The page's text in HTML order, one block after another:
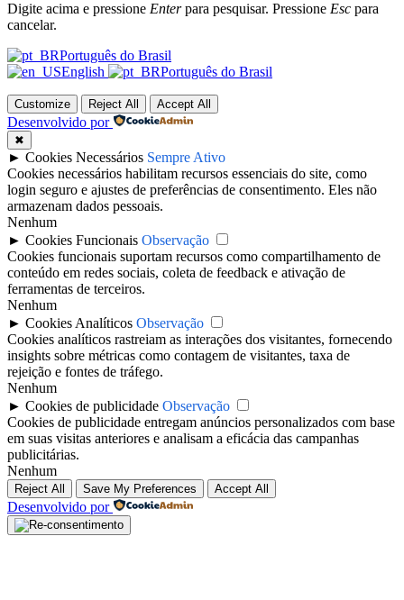
Digite acima e pressione Enterpara pesquisar. Pressione Esc para
cancelar.
Português do Brasil
English
Português do Brasil
Customize Reject All Accept All
Desenvolvido por
✖
► Cookies Necessários Sempre Ativo
Cookies necessários habilitam recursos essenciais do site, como
login seguro e ajustes de preferências de consentimento. Eles não
armazenam dados pessoais.
Nenhum
► Cookies Funcionais Observação
Cookies funcionais suportam recursos como compartilhamento de
conteúdo em redes sociais, coleta de feedback e ativação de
ferramentas de terceiros.
Nenhum
► Cookies Analíticos Observação
Cookies analíticos rastreiam as interações dos visitantes, fornecendo
insights sobre métricas como contagem de visitantes, taxa de
rejeição e fontes de tráfego.
Nenhum
► Cookies de publicidade Observação
Cookies de publicidade entregam anúncios personalizados com base
em suas visitas anteriores e analisam a eficácia das campanhas
publicitárias.
Nenhum
Reject All Save My Preferences Accept All
Desenvolvido por